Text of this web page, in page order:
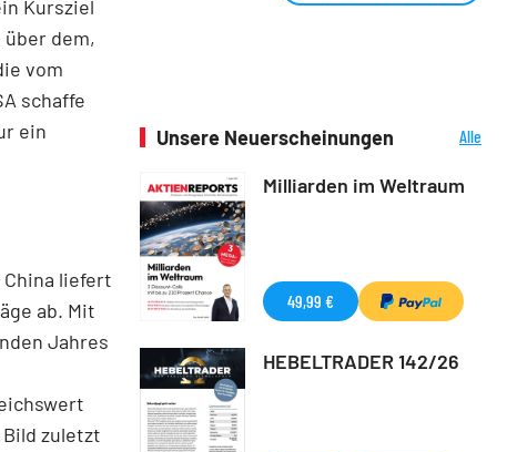
Kursziel
über dem,
vom
schaffe
ein
liefert
ab. Mit
Jahres
zuletzt
Unsere Neuerscheinungen
Alle
Milliarden im Weltraum
49,99 €
HEBELTRADER 142/26